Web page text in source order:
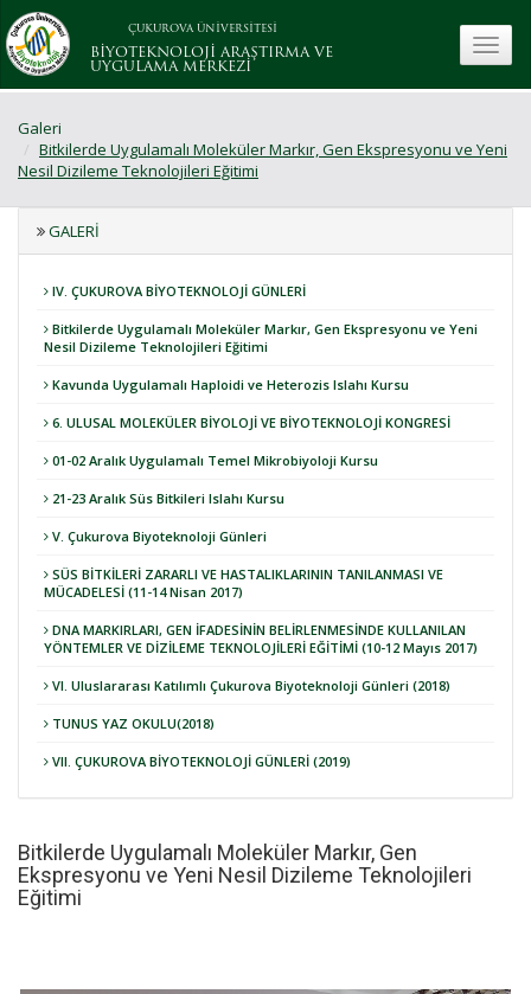
ÇUKUROVA ÜNİVERSİTESİ
BİYOTEKNOLOJİ ARAŞTIRMA VE
UYGULAMA MERKEZİ
Galeri
Bitkilerde Uygulamalı Moleküler Markır, Gen Ekspresyonu ve Yeni
Nesil Dizileme Teknolojileri Eğitimi
GALERI
IV. ÇUKUROVA BİYOTEKNOLOJİ GÜNLERİ
Bitkilerde Uygulamalı Moleküler Markır, Gen Ekspresyonu ve Yeni
Nesil Dizileme Teknolojileri Eğitimi
Kavunda Uygulamalı Haploidi ve Heterozis Islahı Kursu
6. ULUSAL MOLEKÜLER BİYOLOJİ VE BİYOTEKNOLOJİ KONGRESİ
01-02 Aralık Uygulamalı Temel Mikrobiyoloji Kursu
21-23 Aralık Süs Bitkileri Islahı Kursu
V. Çukurova Biyoteknoloji Günleri
SÜS BİTKİLERİ ZARARLI VE HASTALIKLARININ TANILANMASI VE
MÜCADELESİ (11-14 Nisan 2017)
DNA MARKIRLARI, GEN İFADESİNİN BELİRLENMESİNDE KULLANILAN
YÖNTEMLER VE DİZİLEME TEKNOLOJİLERİ EĞİTİMİ (10-12 Mayıs 2017)
VI. Uluslararası Katılımlı Çukurova Biyoteknoloji Günleri (2018)
TUNUS YAZ OKULU(2018)
VII. ÇUKUROVA BİYOTEKNOLOJİ GÜNLERİ (2019)
Bitkilerde Uygulamalı Moleküler Markır, Gen
Ekspresyonu ve Yeni Nesil Dizileme Teknolojileri
Eğitimi